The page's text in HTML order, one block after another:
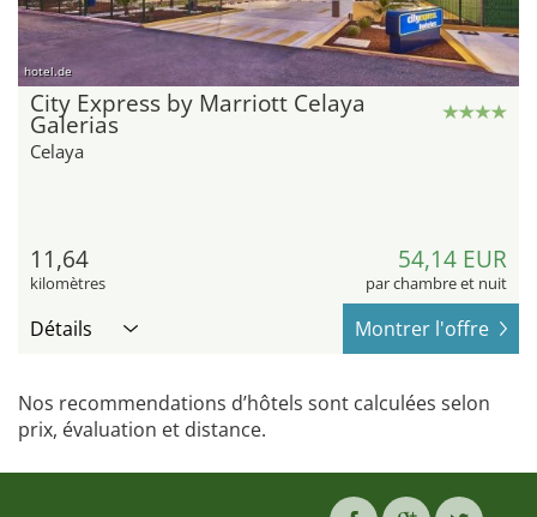
hotel.de
City Express by Marriott Celaya
Galerias
Celaya
11,64
kilomètres
54,14 EUR
par chambre et nuit
Détails Montrer l'offre
Nos recommendations d’hôtels sont calculées selon
prix, évaluation et distance.